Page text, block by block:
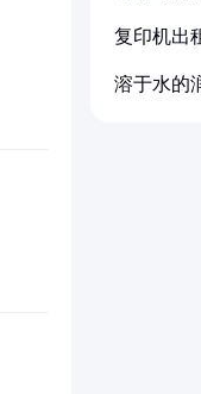
复印机出
溶于水的